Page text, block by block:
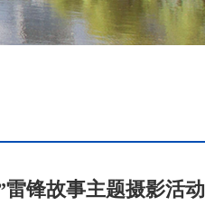
锋故事主题摄影活动